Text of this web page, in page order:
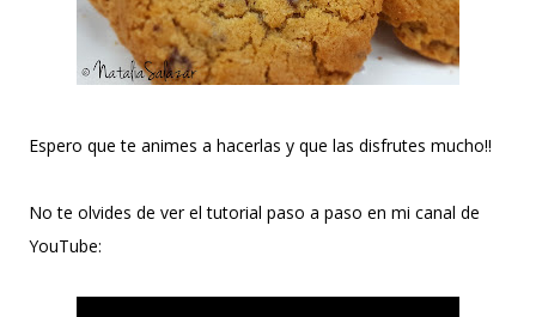
Espero que te animes a hacerlas y que las disfrutes mucho!!
No te olvides de ver el tutorial paso a paso en mi canal de
YouTube: